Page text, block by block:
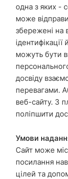
одна з яких -
може
збережені на
можуть бути
досвіду
перевагами.
веб-сайту. З
поліпшити
Умови
Сайт може
посилання
цілей та